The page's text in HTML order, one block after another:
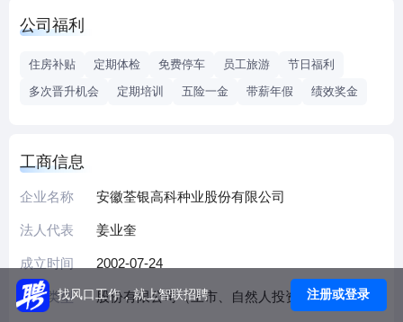
20多个省（市、区），出口覆盖20多个国家与地区，种业综
现荃银高科年各类农作物种子销量1.5亿公斤以上，荃银良种
力量。
公司福利
住房补贴 定期体检 免费停车 员工旅游
节日福利
多次晋升机会
定期培训 五险一金 带薪年假 绩效奖金
工商信息
企业名称 安徽荃银高科种业股份有限公司
法人代表 姜业奎
成立时间 2002-07-24
企业类型 股份有限公司（上市、自然人投资或控股）
找风口工作，就上智联招聘 注册或登录